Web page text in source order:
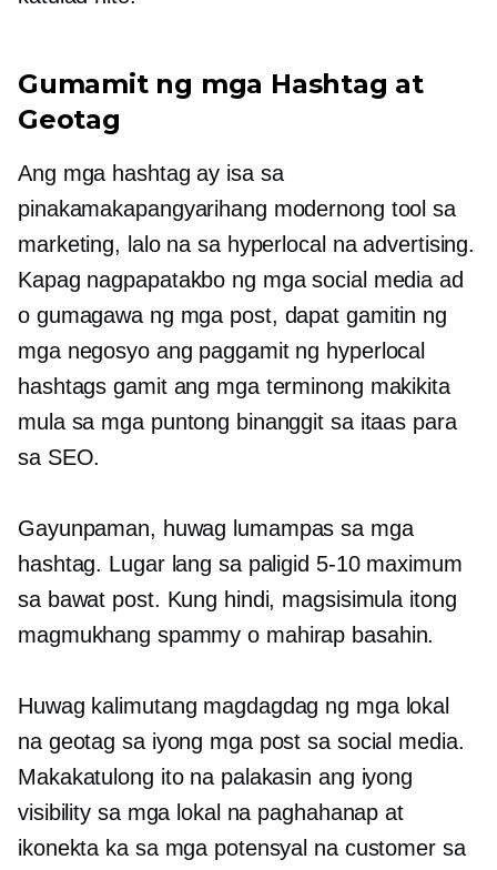
Gumamit ng mga Hashtag at
Geotag
Ang mga hashtag ay isa sa
pinakamakapangyarihang modernong tool sa
marketing, lalo na sa hyperlocal na advertising.
Kapag nagpapatakbo ng mga social media ad
o gumagawa ng mga post, dapat gamitin ng
mga negosyo ang paggamit ng hyperlocal
hashtags gamit ang mga terminong makikita
mula sa mga puntong binanggit sa itaas para
sa SEO.
Gayunpaman, huwag lumampas sa mga
hashtag. Lugar lang sa paligid 5-10maximum
sa bawat post. Kung hindi, magsisimula itong
magmukhang spammy o mahirap basahin.
Huwag kalimutang magdagdag ng mga lokal
na geotag sa iyong mga post sa social media.
Makakatulong ito na palakasin ang iyong
visibility sa mga lokal na paghahanap at
ikonekta ka sa mga potensyal na customer sa